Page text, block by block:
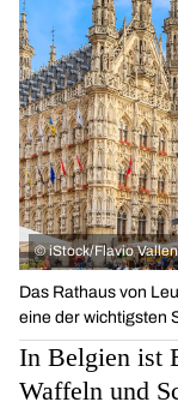
© iStock/Flavio
Das Rathaus von
eine der wichtigsten
In Belgien ist
Waffeln und